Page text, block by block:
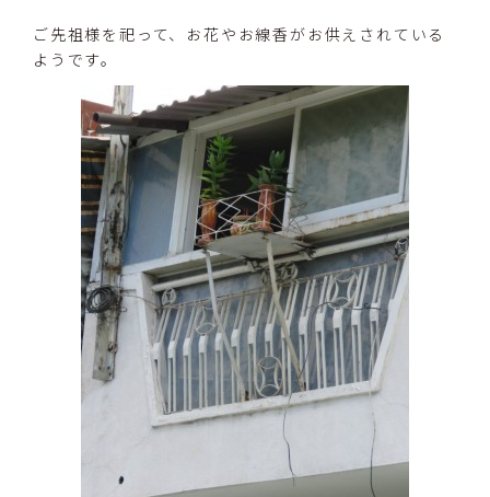
ご先祖様を祀って、お花やお線香がお供えされている
ようです。